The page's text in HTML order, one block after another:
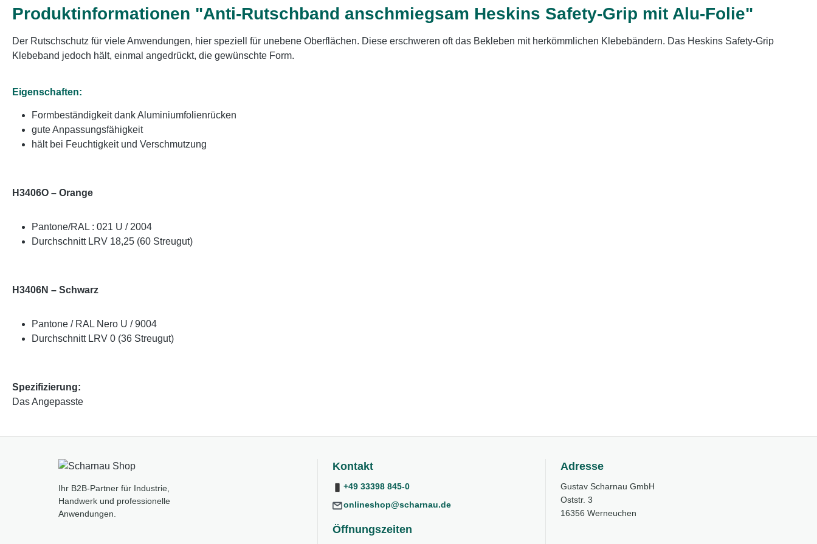
Produktinformationen "Anti-Rutschband anschmiegsam Heskins Safety-Grip mit Alu-Folie"
Der Rutschschutz für viele Anwendungen, hier speziell für unebene Oberflächen. Diese erschweren oft das Bekleben mit herkömmlichen Klebebändern. Das Heskins Safety-Grip
Klebeband jedoch hält, einmal angedrückt, die gewünschte Form.
Eigenschaften:
Formbeständigkeit dank Aluminiumfolienrücken
gute Anpassungsfähigkeit
hält bei Feuchtigkeit und Verschmutzung
H3406O – Orange
Pantone/RAL : 021 U / 2004
Durchschnitt LRV 18,25 (60 Streugut)
H3406N – Schwarz
Pantone / RAL Nero U / 9004
Durchschnitt LRV 0 (36 Streugut)
Spezifizierung:
Das Angepasste
Ihr B2B-Partner für Industrie,
Handwerk und professionelle
Anwendungen.
Kontakt
+49 33398 845-0
onlineshop@scharnau.de
Öffnungszeiten
Adresse
Gustav Scharnau GmbH
Oststr. 3
16356 Werneuchen